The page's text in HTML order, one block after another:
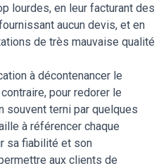
lourdes, en leur facturant des
aucun devis, et en
de très mauvaise qualité
à décontenancer le
pour redorer le
souvent terni par quelques
à référencer chaque
sa fiabilité et son
aux clients de